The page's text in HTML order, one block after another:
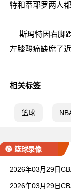
特和蒂耶罗两人
斯玛特因右脚
左膝酸痛缺席了
相关标签
篮球
篮球录像
2026年03月29日
2026年03月29日